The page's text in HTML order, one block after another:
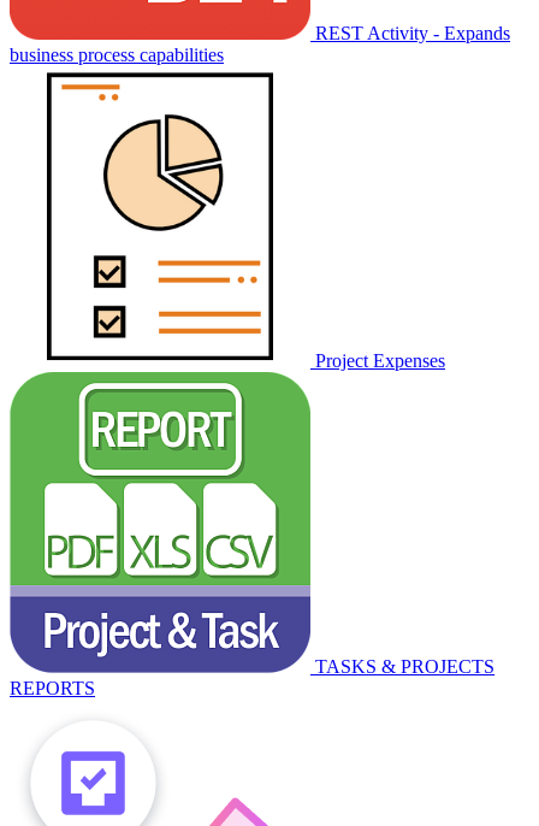
REST Activity - Expands
business process capabilities
Project Expenses
TASKS & PROJECTS
REPORTS